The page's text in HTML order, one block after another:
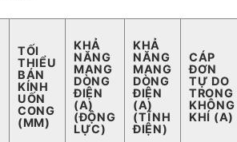
TỐI
THIỂU
BÁN
KÍNH
UỐN
CONG
(MM)
KHẢ
NĂNG
MANG
DÒNG
ĐIỆN
(A)
(ĐỘNG
LỰC)
KHẢ
NĂNG
MANG
DÒNG
ĐIỆN
(A)
(TĨNH
ĐIỆN)
CÁP
ĐƠN
TỰ DO
TRONG
KHÔNG
KHÍ (A)